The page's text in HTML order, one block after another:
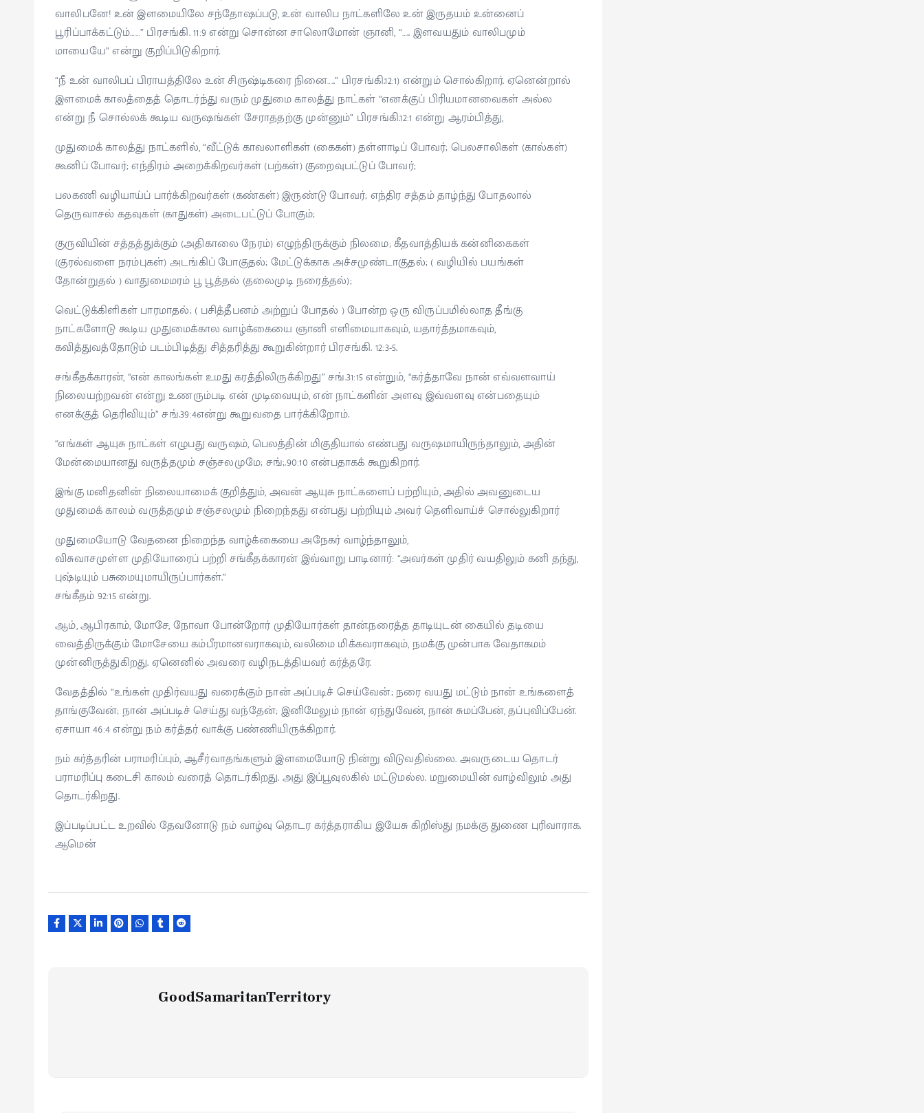
வாலிபனே! உன் இளமையிலே சந்தோஷப்படு, உன் வாலிப நாட்களிலே உன் இருதயம் உன்னைப்
பூரிப்பாக்கட்டும்……” பிரசங்கி. 11:9 என்று சொன்ன சாலொமோன் ஞானி, “….. இளவயதும் வாலிபமும்
மாயையே” என்று குறிப்பிடுகிறார்.
“நீ உன் வாலிபப் பிராயத்திலே உன் சிருஷ்டிகரை நினை…..” பிரசங்கி.12:1) என்றும் சொல்கிறார். ஏனென்றால்
இளமைக் காலத்தைத் தொடர்ந்து வரும் முதுமை காலத்து நாட்கள் “எனக்குப் பிரியமானவைகள் அல்ல
என்று நீ சொல்லக் கூடிய வருஷங்கள் சேராததற்கு முன்னும்” பிரசங்கி.12:1 என்று ஆரம்பித்து,
முதுமைக் காலத்து நாட்களில், “வீட்டுக் காவலாளிகள் (கைகள்) தள்ளாடிப் போவர்; பெலசாலிகள் (கால்கள்)
கூனிப் போவர்; எந்திரம் அறைக்கிறவர்கள் (பற்கள்) குறைவுபட்டுப் போவர்;
பலகணி வழியாய்ப் பார்க்கிறவர்கள் (கண்கள்) இருண்டு போவர்; எந்திர சத்தம் தாழ்ந்து போதலால்
தெருவாசல் கதவுகள் (காதுகள்) அடைபட்டுப் போகும்;
குருவியின் சத்தத்துக்கும் (அதிகாலை நேரம்) எழுந்திருக்கும் நிலமை; கீதவாத்தியக் கன்னிகைகள்
(குரல்வளை நரம்புகள்) அடங்கிப் போகுதல்; மேட்டுக்காக அச்சமுண்டாகுதல்; ( வழியில் பயங்கள்
தோன்றுதல் ) வாதுமைமரம் பூ பூத்தல் (தலைமுடி நரைத்தல்);
வெட்டுக்கிளிகள் பாரமாதல்; ( பசித்தீபனம் அற்றுப் போதல் ) போன்ற ஒரு விருப்பமில்லாத தீங்கு
நாட்களோடு கூடிய முதுமைக்கால வாழ்க்கையை ஞானி எளிமையாகவும், யதார்த்தமாகவும்,
கவித்துவத்தோடும் படம்பிடித்து சித்தரித்து கூறுகின்றார் பிரசங்கி. 12:3-5.
சங்கீதக்காரன், “என் காலங்கள் உமது கரத்திலிருக்கிறது” சங்.31:15 என்றும், “கர்த்தாவே நான் எவ்வளவாய்
நிலையற்றவன் என்று உணரும்படி என் முடிவையும், என் நாட்களின் அளவு இவ்வளவு என்பதையும்
எனக்குத் தெரிவியும்” சங்.39:4என்று கூறுவதை பார்க்கிறோம்.
“எங்கள் ஆயுசு நாட்கள் எழுபது வருஷம், பெலத்தின் மிகுதியால் எண்பது வருஷமாயிருந்தாலும், அதின்
மேன்மையானது வருத்தமும் சஞ்சலமுமே; சங்;.90:10 என்பதாகக் கூறுகிறார்.
இங்கு மனிதனின் நிலையாமைக் குறித்தும், அவன் ஆயுசு நாட்களைப் பற்றியும், அதில் அவனுடைய
முதுமைக் காலம் வருத்தமும் சஞ்சலமும் நிறைந்தது என்பது பற்றியும் அவர் தெளிவாய்ச் சொல்லுகிறார்
முதுமையோடு வேதனை நிறைந்த வாழ்க்கையை அநேகர் வாழ்ந்தாலும்,
விசுவாசமுள்ள முதியோரைப் பற்றி சங்கீதக்காரன் இவ்வாறு பாடினார்: “அவர்கள் முதிர் வயதிலும் கனி தந்து,
புஷ்டியும் பசுமையுமாயிருப்பார்கள்.”
சங்கீதம் 92:15‌ என்று.
ஆம், ஆபிரகாம், மோசே, நோவா போன்றோர் முதியோர்கள் தான்.நரைத்த தாடியுடன் கையில் தடியை
வைத்திருக்கும் மோசேயை கம்பீரமானவராகவும், வலிமை மிக்கவராகவும், நமக்கு முன்பாக வேதாகமம்
முன்னிருத்துகிறது. ஏனெனில் அவரை வழிநடத்தியவர் கர்த்தரே.
வேதத்தில் “உங்கள் முதிர்வயது வரைக்கும் நான் அப்படிச் செய்வேன்; நரை வயது மட்டும் நான் உங்களைத்
தாங்குவேன்; நான் அப்படிச் செய்து வந்தேன்; இனிமேலும் நான் ஏந்துவேன், நான் சுமப்பேன், தப்புவிப்பேன்.
ஏசாயா 46:4 என்று நம் கர்த்தர் வாக்கு பண்ணியிருக்கிறார்.
நம் கர்த்தரின் பராமரிப்பும், ஆசீர்வாதங்களும் இளமையோடு நின்று விடுவதில்லை. அவருடைய தொடர்
பராமரிப்பு கடைசி காலம் வரைத் தொடர்கிறது. அது இப்பூவுலகில் மட்டுமல்ல. மறுமையின் வாழ்விலும் அது
தொடர்கிறது.
இப்படிப்பட்ட உறவில் தேவனோடு நம் வாழ்வு தொடர கர்த்தராகிய இயேசு கிறிஸ்து நமக்கு துணை புரிவாராக.
ஆமென்
GoodSamaritanTerritory